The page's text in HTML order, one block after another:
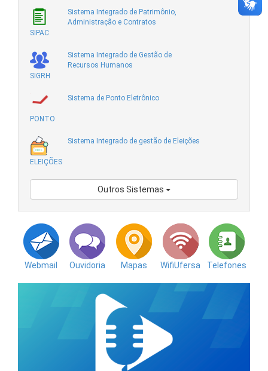
SIPAC
Sistema Integrado de Patrimônio,
Administração e Contratos
SIGRH
Sistema Integrado de Gestão de
Recursos Humanos
PONTO
Sistema de Ponto Eletrônico
ELEIÇÕES
Sistema Integrado de gestão de Eleições
Outros Sistemas
Webmail Ouvidoria Mapas WifiUfersa Telefones